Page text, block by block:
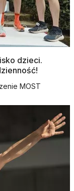
dzieci.
MOST